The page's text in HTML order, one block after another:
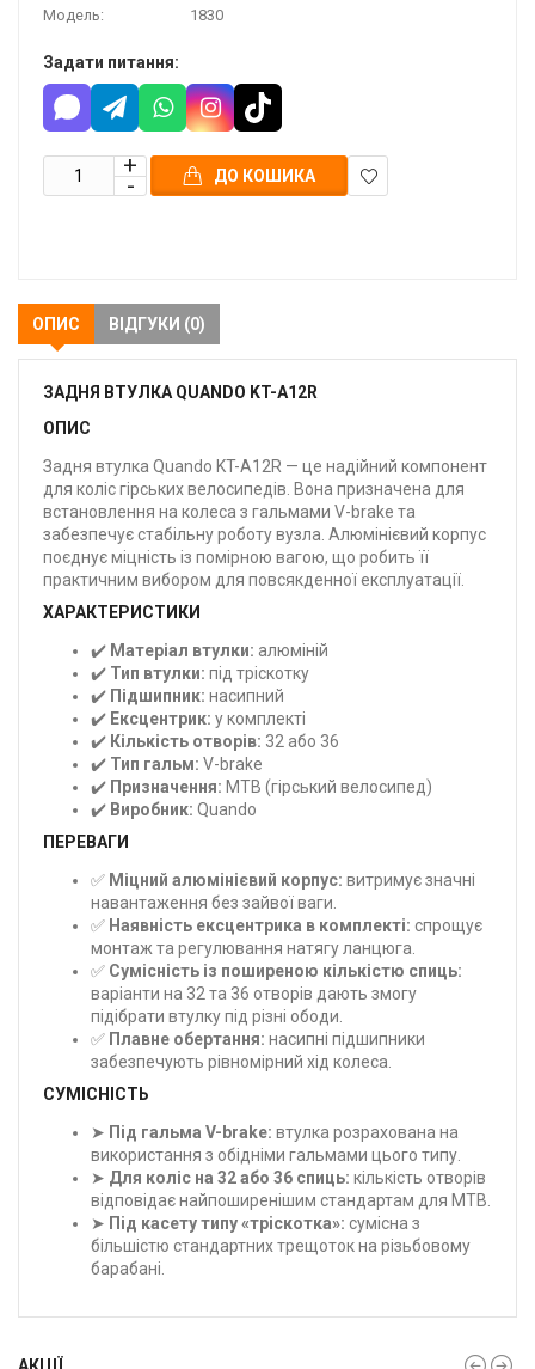
Модель:
1830
Задати питання:
ДО КОШИКА
ОПИС ВІДГУКИ (0)
ЗАДНЯ ВТУЛКА QUANDO KT-A12R
ОПИС
Задня втулка Quando KT-A12R — це надійний компонент
для коліс гірських велосипедів. Вона призначена для
встановлення на колеса з гальмами V-brake та
забезпечує стабільну роботу вузла. Алюмінієвий корпус
поєднує міцність із помірною вагою, що робить її
практичним вибором для повсякденної експлуатації.
ХАРАКТЕРИСТИКИ
✔️ Матеріал втулки: алюміній
✔️ Тип втулки: під тріскотку
✔️ Підшипник: насипний
✔️ Ексцентрик: у комплекті
✔️ Кількість отворів: 32 або 36
✔️ Тип гальм: V-brake
✔️ Призначення: MTB (гірський велосипед)
✔️ Виробник: Quando
ПЕРЕВАГИ
✅ Міцний алюмінієвий корпус: витримує значні
навантаження без зайвої ваги.
✅ Наявність ексцентрика в комплекті: спрощує
монтаж та регулювання натягу ланцюга.
✅ Сумісність із поширеною кількістю спиць:
варіанти на 32 та 36 отворів дають змогу
підібрати втулку під різні ободи.
✅ Плавне обертання: насипні підшипники
забезпечують рівномірний хід колеса.
СУМІСНІСТЬ
➤ Під гальма V-brake: втулка розрахована на
використання з обідніми гальмами цього типу.
➤ Для коліс на 32 або 36 спиць: кількість отворів
відповідає найпоширенішим стандартам для MTB.
➤ Під касету типу «тріскотка»: сумісна з
більшістю стандартних трещоток на різьбовому
барабані.
АКЦІЇ